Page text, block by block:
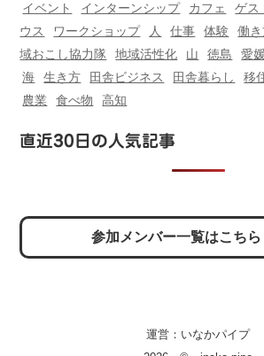
イベント インターンシップ カフェ ゲス
ウス
ワークショップ 人 仕事 体験 働
域おこし協力隊
地域活性化 山 徳島 愛
海
生き方 田舎ビジネス 田舎暮らし 移
農業
食べ物 高知
直近30日の人気記事
参加メンバー一覧はこちら
運営： いなかパイプ